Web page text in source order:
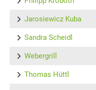
Jarosiewicz Kuba
Sandra Scheidl
Webergrill
Thomas Hüttl